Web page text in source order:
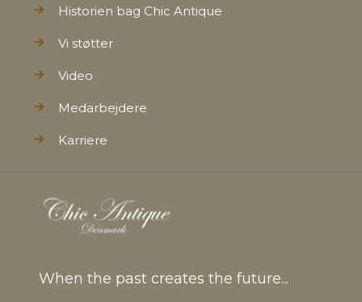
Historien bag Chic Antique
Vi støtter
Video
Medarbejdere
Karriere
When the past creates the future...